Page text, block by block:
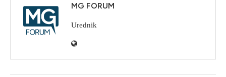
MG FORUM
Urednik